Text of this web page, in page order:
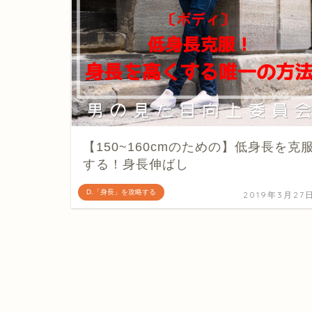
D.「身長」を攻略する
【150~160cmのための】低身長を克
する！身長伸ばし
2019年3月27